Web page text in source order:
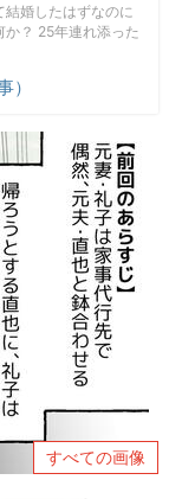
結婚したはずなのに
？ 25年連れ添った
）
すべての画像